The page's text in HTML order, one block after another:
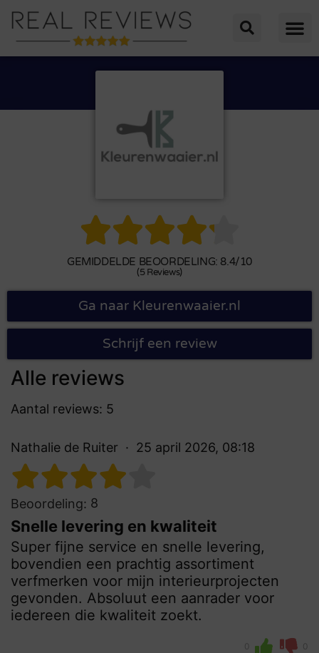

GEMIDDELDE BEOORDELING: 8.4/10
(5 Reviews)
Ga naar Kleurenwaaier.nl
Schrijf een review
Alle reviews
Aantal reviews: 5
Nathalie de Ruiter 25 april 2026, 08:18
Beoordeling: 8
Snelle levering en kwaliteit
Super fijne service en snelle levering,
bovendien een prachtig assortiment
verfmerken voor mijn interieurprojecten
gevonden. Absoluut een aanrader voor
iedereen die kwaliteit zoekt.
0 0